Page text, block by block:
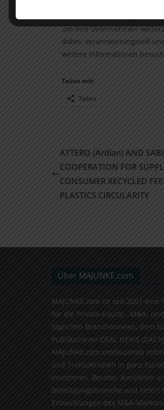
um ihre Unternehmen
dabei, verantwortungsvoll
weitere Informationen
Teilen mit:
Teilen
ATTERO (Ardian) AND
COOPERATION FOR
CONSUMER RECYCLED
PLASTICS CIRCULARITY
Über MAJUNKE.com
MAJUNKE.com ist seit 2001
für die Private-Equity-, M&A-
täglichen Branchennews, dem
Publikationen DEAL NEWS
MAJUNKE.com umfassende
und Transaktionen in ganz
Investoren, Berater, Kanzleien
Beteiligungsbranche und liefert
Entwicklungen des M&A-Marktes.